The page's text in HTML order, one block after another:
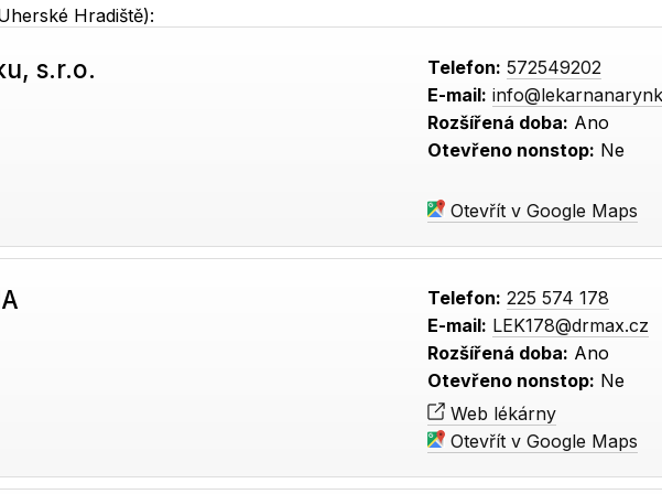
Hradiště):
s.r.o. Telefon: 572549202
E-mail:
Rozšířená doba: Ano
Otevřeno nonstop: Ne
Otevřít v Google Maps
Telefon: 225 574 178
E-mail: LEK178@drmax.cz
Rozšířená doba: Ano
Otevřeno nonstop: Ne
Web lékárny
Otevřít v Google Maps